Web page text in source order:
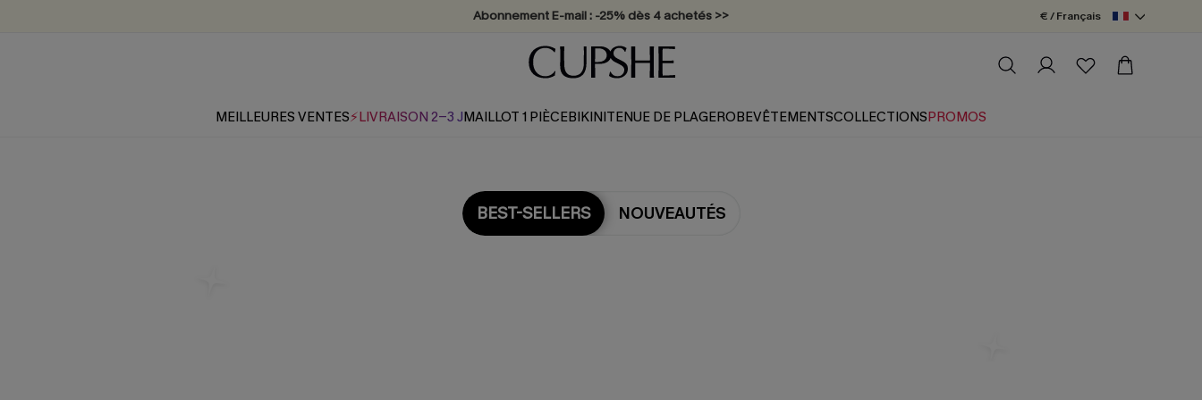
Abonnement E-mail : -25% dès 4 achetés >> € / Français
MEILLEURES VENTES⚡LIVRAISON 2-3 JMAILLOT 1 PIÈCEBIKINITENUE DE PLAGEROBEVÊTEMENTSCOLLECTIONSPROMOS
BEST-SELLERS NOUVEAUTÉS